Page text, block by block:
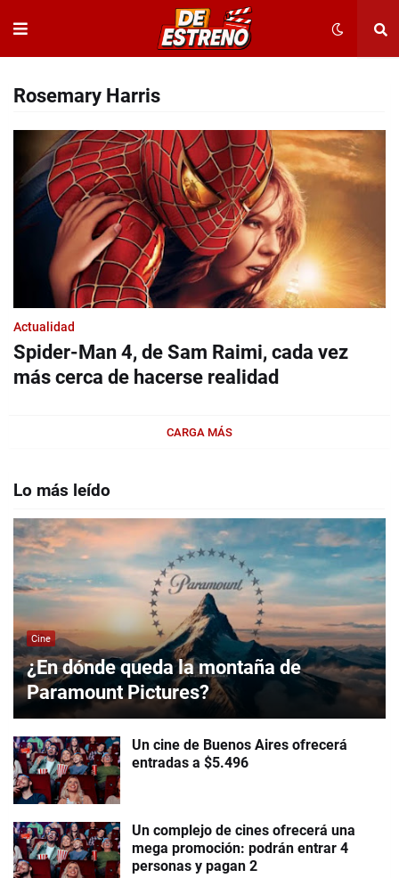
Rosemary Harris
Actualidad
Spider-Man 4, de Sam Raimi, cada vez
más cerca de hacerse realidad
CARGA MÁS
Lo más leído
Cine
¿En dónde queda la montaña de
Paramount Pictures?
Un cine de Buenos Aires ofrecerá
entradas a $5.496
Un complejo de cines ofrecerá una
mega promoción: podrán entrar 4
personas y pagan 2